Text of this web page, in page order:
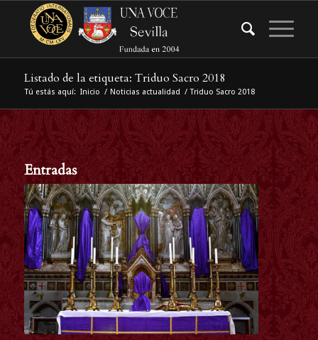
Listado de la etiqueta: Triduo Sacro 2018
Tú estás aquí: Inicio / Noticias actualidad / Triduo Sacro 2018
Entradas